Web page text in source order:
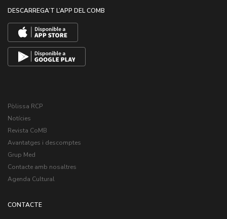
DESCARREGA’T L’APP DEL COMB
Pòlissa RCP
Notícies
Revista CoMB
Avantatges i descomptes
Grup Med
Contacte amb nosaltres
Agenda Cultural
CONTACTE